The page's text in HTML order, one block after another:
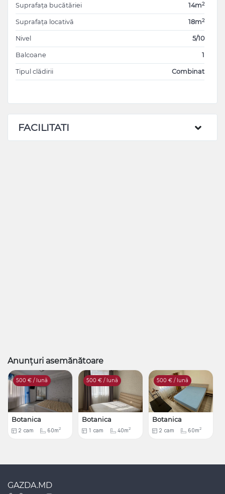
Suprafața bucătăriei 14m2
Suprafața locativă 18m2
Nivel 5/10
Balcoane 1
Tipul clădirii Combinat
FACILITATI
Anunțuri asemănătoare
500 € / lună
Botanica
2 cam 60m2
500 € / lună
Botanica
1 cam 40m2
500 € / lună
Botanica
2 cam 60m2
GAZDA.MD